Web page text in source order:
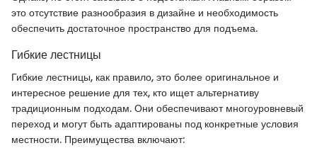
это отсутствие разнообразия в дизайне и необходимость
обеспечить достаточное пространство для подъема.
Гибкие лестницы
Гибкие лестницы, как правило, это более оригинальное и
интересное решение для тех, кто ищет альтернативу
традиционным подходам. Они обеспечивают многоуровневый
переход и могут быть адаптированы под конкретные условия
местности. Преимущества включают: